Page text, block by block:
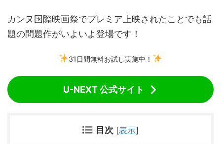
カンヌ国際映画祭でプレミア上映されたことでも話
題の問題作がいよいよ登場です！
31日間無料お試し実施中！
U-NEXT 公式サイト
目次 [表示]